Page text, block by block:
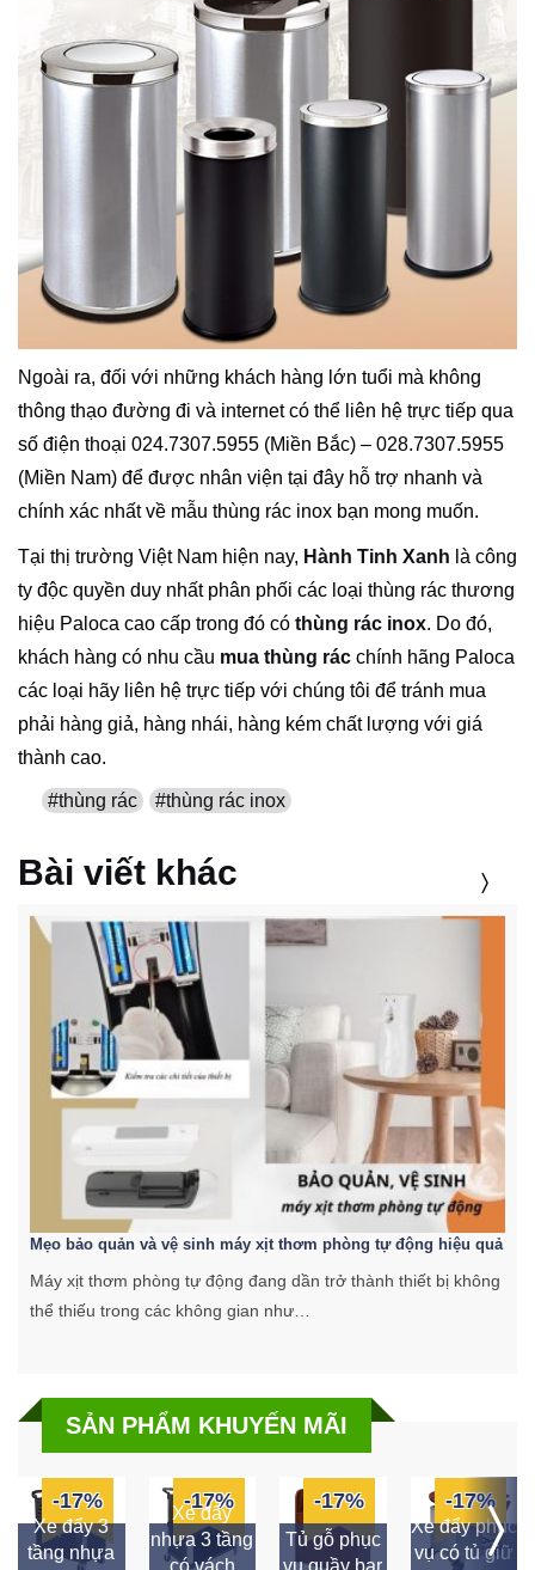
Ngoài ra, đối với những khách hàng lớn tuổi mà không
thông thạo đường đi và internet có thể liên hệ trực tiếp qua
số điện thoại 024.7307.5955 (Miền Bắc) – 028.7307.5955
(Miền Nam) để được nhân viện tại đây hỗ trợ nhanh và
chính xác nhất về mẫu thùng rác inox bạn mong muốn.
Tại thị trường Việt Nam hiện nay, Hành Tinh Xanh là công
ty độc quyền duy nhất phân phối các loại thùng rác thương
hiệu Paloca cao cấp trong đó có thùng rác inox. Do đó,
khách hàng có nhu cầu mua thùng rác chính hãng Paloca
các loại hãy liên hệ trực tiếp với chúng tôi để tránh mua
phải hàng giả, hàng nhái, hàng kém chất lượng với giá
thành cao.
#thùng rác #thùng rác inox
Bài viết khác
Mẹo bảo quản và vệ sinh máy xịt thơm phòng tự động hiệu quả
Máy xịt thơm phòng tự động đang dần trở thành thiết bị không
thể thiếu trong các không gian như…
SẢN PHẨM KHUYẾN MÃI
-17%
Xe đẩy 3
tầng nhựa
-17%
Xe đẩy
nhựa 3 tầng
-17%
Tủ gỗ phục
-17%
Xe đẩy phục
vụ có tủ giữ